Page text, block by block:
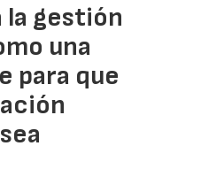
la gestión
una
para que